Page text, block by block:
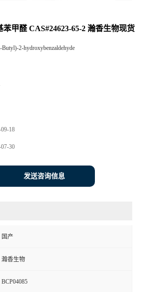
苯甲醛 CAS#24623-65-2 瀚香生物现货
Butyl)-2-hydroxybenzaldehyde
18
30
发送咨询信息
国产
瀚香生物
BCP04085